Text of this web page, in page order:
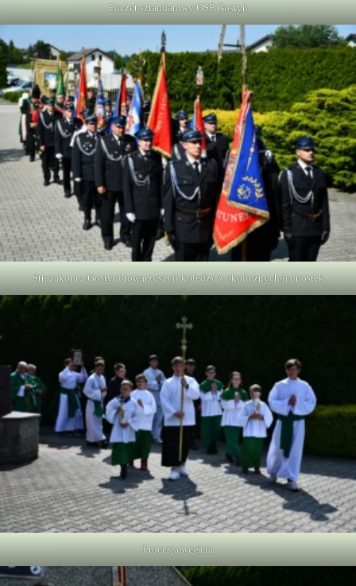
Poczet sztandarowy OSP Gostyń
Strażakom z Gostyni towarzyszyli koledzy z okolicznych jednostek
Procesja wejścia